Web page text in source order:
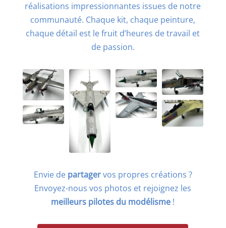
réalisations impressionnantes issues de notre
communauté. Chaque kit, chaque peinture,
chaque détail est le fruit d’heures de travail et
de passion.
Envie de partagervos propres créations ?
Envoyez-nous vos photos et rejoignez les
meilleurs pilotes du modélisme !